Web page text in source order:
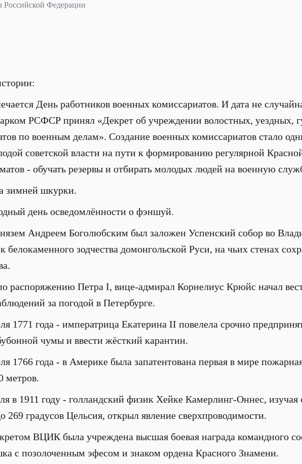
Российской Федерации
День работников военных комиссариатов. И дата не
РСФСР принял «Декрет об учреждении волостных, уездных,
по военным делам». Создание военных комиссариатов стало
советской власти на пути к формированию регулярной
- обучать резервы и отбирать молодых людей на военную
зимней шкурки.
день осведомлённости о фэншуй.
Андреем Боголюбским был заложен Успенский собор во
зодчества домонгольской Руси, на чьих стенах
распоряжению Петра I, вице-адмирал Корнелиус Крюйс начал
за погодой в Петербурге.
1771 года - императрица Екатерина II повелела срочно
чумы и ввести жёсткий карантин.
1766 года - в Америке была запатентована первая в мире
метров.
в 1911 году - голландский физик Хейке Камерлинг-Оннес, изучая
269 градусов Цельсия, открыл явление сверхпроводимости.
ВЦИК была учреждена высшая боевая награда командного
с позолоченным эфесом и знаком ордена Красного Знамени.